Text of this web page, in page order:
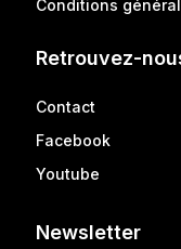
Conditions
Retrouvez-
Contact
Facebook
Youtube
Newsletter